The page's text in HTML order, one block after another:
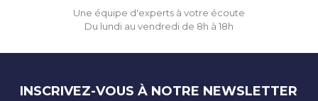
Une équipe d'experts à votre écoute
Du lundi au vendredi de 8h à 18h
INSCRIVEZ-VOUS À NOTRE NEWSLETTER